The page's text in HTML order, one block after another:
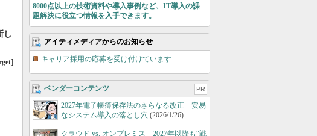
し
]
8000点以上の技術資料や導入事例など、IT導入の課
題解決に役立つ情報を入手できます。
アイティメディアからのお知らせ
キャリア採用の応募を受け付けています
ベンダーコンテンツ PR
2027年電子帳簿保存法のさらなる改正 安易
なシステム導入の落とし穴 (2026/1/26)
クラウド vs. オンプレミス 2027年以降も“戦